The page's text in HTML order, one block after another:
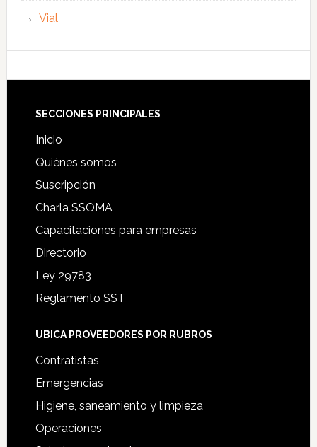
Vial
Footer
SECCIONES PRINCIPALES
Inicio
Quiénes somos
Suscripción
Charla SSOMA
Capacitaciones para empresas
Directorio
Ley 29783
Reglamento SST
UBICA PROVEEDORES POR RUBROS
Contratistas
Emergencias
Higiene, saneamiento y limpieza
Operaciones